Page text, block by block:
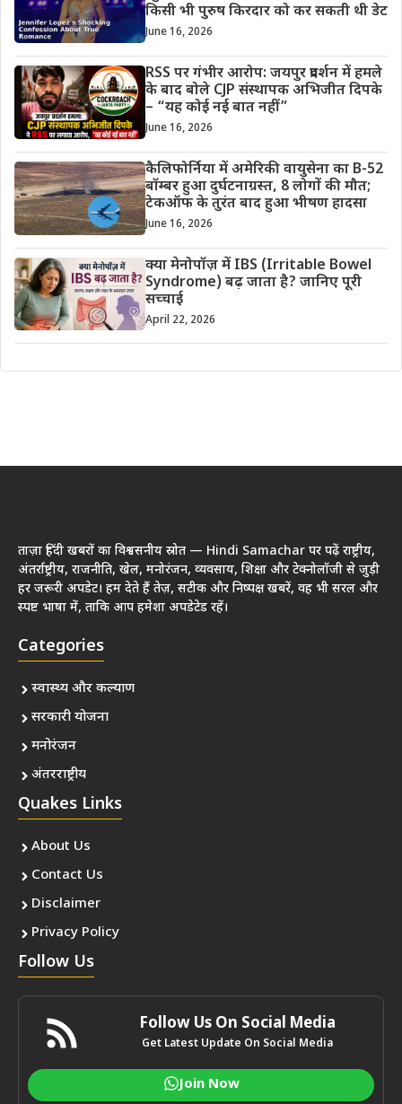
किसी भी पुरुष किरदार को कर सकती थी डेट
June 16, 2026
RSS पर गंभीर आरोप: जयपुर प्रदर्शन में हमले
के बाद बोले CJP संस्थापक अभिजीत दिपके
– “यह कोई नई बात नहीं”
June 16, 2026
कैलिफोर्निया में अमेरिकी वायुसेना का B-52
बॉम्बर हुआ दुर्घटनाग्रस्त, 8 लोगों की मौत;
टेकऑफ के तुरंत बाद हुआ भीषण हादसा
June 16, 2026
क्या मेनोपॉज़ में IBS (Irritable Bowel
Syndrome) बढ़ जाता है? जानिए पूरी
सच्चाई
April 22, 2026
ताज़ा हिंदी खबरों का विश्वसनीय स्रोत — Hindi Samachar पर पढ़ें राष्ट्रीय,
अंतर्राष्ट्रीय, राजनीति, खेल, मनोरंजन, व्यवसाय, शिक्षा और टेक्नोलॉजी से जुड़ी
हर जरूरी अपडेट। हम देते हैं तेज़, सटीक और निष्पक्ष खबरें, वह भी सरल और
स्पष्ट भाषा में, ताकि आप हमेशा अपडेटेड रहें।
Categories
स्वास्थ्य और कल्याण
सरकारी योजना
मनोरंजन
अंतरराष्ट्रीय
Quakes Links
About Us
Contact Us
Disclaimer
Privacy Policy
Follow Us
Follow Us On Social Media
Get Latest Update On Social Media
Join Now